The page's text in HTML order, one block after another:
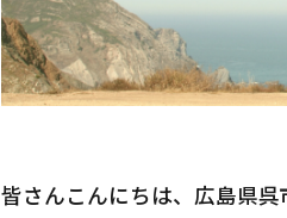
皆さんこんにちは、広島県呉